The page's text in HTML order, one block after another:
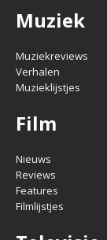
Muziek
Muziekreviews
Verhalen
Muzieklijstjes
Film
Nieuws
Reviews
Features
Filmlijstjes